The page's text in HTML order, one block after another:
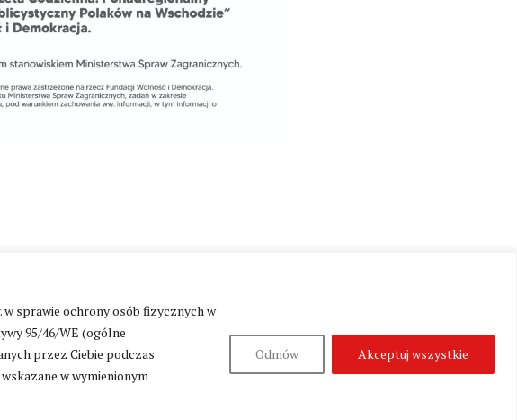
w sprawie ochrony osób fizycznych w
95/46/WE (ogólne
przez Ciebie podczas
w wymienionym
Odmów Akceptuj wszystkie